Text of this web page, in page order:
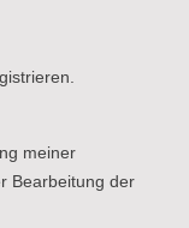
meiner
Bearbeitung der